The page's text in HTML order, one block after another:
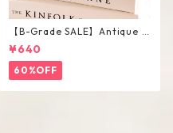
【B-Grade SALE】Antique F
lower Vase #C
¥640
60%OFF